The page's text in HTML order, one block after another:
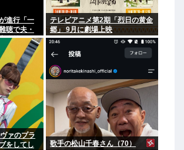
進行「一
聴で夫・
全焼から
テレビアニメ第2期「烈日の黄金
郷」 9月に劇場上映
ァのプラ
をしてし
歌手の松山千春さん（70）